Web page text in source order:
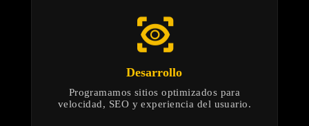
eye_tracking
Desarrollo
Programamos sitios optimizados para
velocidad, SEO y experiencia del usuario.